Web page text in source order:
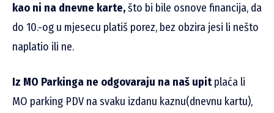
kao ni na dnevne karte,što bi bile osnove financija, da
do 10.-og u mjesecu platiš porez, bez obzira jesi li nešto
naplatio ili ne.
Iz MO Parkinga ne odgovaraju na naš upitplaća li
MO parking PDV na svaku izdanu kaznu(dnevnu kartu),